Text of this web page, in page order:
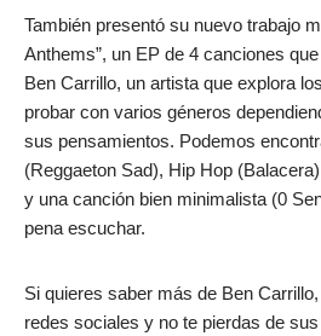
También presentó su nuevo trabajo
Anthems”, un EP de 4 canciones
Ben Carrillo, un artista que explora
probar con varios géneros
sus pensamientos. Podemos
(Reggaeton Sad), Hip Hop
y una canción bien minimalista (0
pena escuchar.
Si quieres saber más de Ben
redes sociales y no te pierdas de